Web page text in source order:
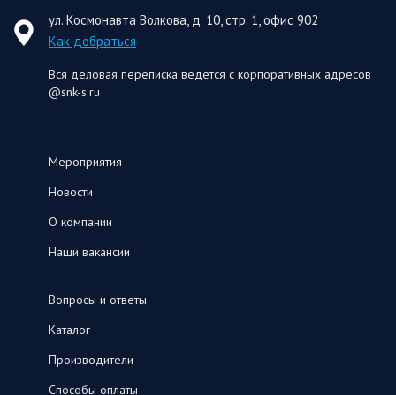
ул. Космонавта Волкова, д. 10, стр. 1, офис 902
Как добраться
Вся деловая переписка ведется с корпоративных адресов
@snk-s.ru
Мероприятия
Новости
О компании
Наши вакансии
Вопросы и ответы
Каталог
Производители
Способы оплаты